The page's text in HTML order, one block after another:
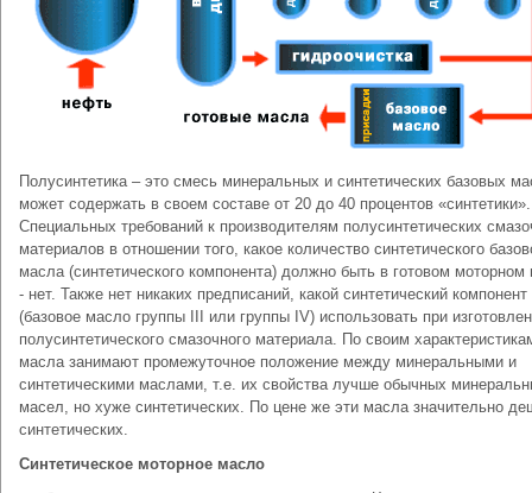
Полусинтетика – это смесь минеральных и синтетических базовых
может содержать в своем составе от 20 до 40 процентов «синтетики».
Специальных требований к производителям полусинтетических
материалов в отношении того, какое количество синтетического
масла (синтетического компонента) должно быть в готовом моторном
- нет. Также нет никаких предписаний, какой синтетический компонент
(базовое масло группы III или группы IV) использовать при
полусинтетического смазочного материала. По своим
масла занимают промежуточное положение между минеральными и
синтетическими маслами, т.е. их свойства лучше обычных
масел, но хуже синтетических. По цене же эти масла значительно
синтетических.
Синтетическое моторное масло